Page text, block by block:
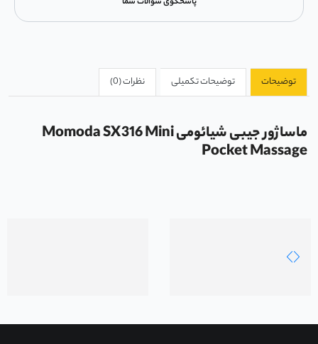
توضیحات توضیحات تکمیلی نظرات (0)
ماساژور جیبی شیائومیMomoda SX316 Mini
Pocket Massage